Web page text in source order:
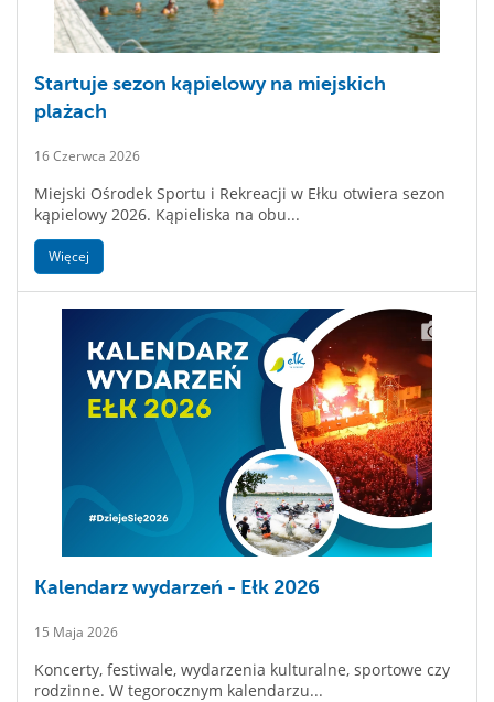
Startuje sezon kąpielowy na miejskich
plażach
16 Czerwca 2026
Miejski Ośrodek Sportu i Rekreacji w Ełku otwiera sezon
kąpielowy 2026. Kąpieliska na obu...
Więcej
Kalendarz wydarzeń - Ełk 2026
15 Maja 2026
Koncerty, festiwale, wydarzenia kulturalne, sportowe czy
rodzinne. W tegorocznym kalendarzu...